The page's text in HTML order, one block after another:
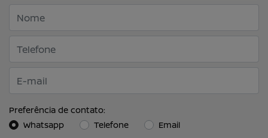
Preferência de contato:
Whatsapp
Telefone Email